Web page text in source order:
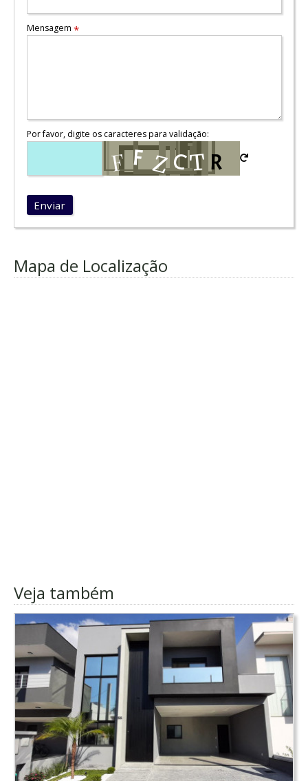
Mensagem *
Por favor, digite os caracteres para validação:
Enviar
Mapa de Localização
Veja também